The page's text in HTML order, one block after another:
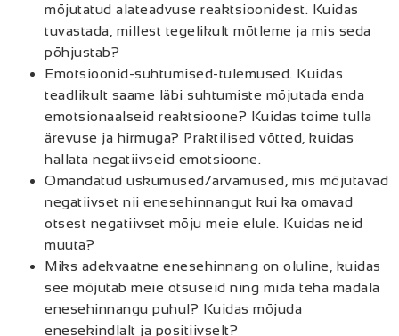
mõjutatud alateadvuse reaktsioonidest. Kuidas
tuvastada, millest tegelikult mõtleme ja mis seda
põhjustab?
Emotsioonid-suhtumised-tulemused. Kuidas
teadlikult saame läbi suhtumiste mõjutada enda
emotsionaalseid reaktsioone? Kuidas toime tulla
ärevuse ja hirmuga? Praktilised võtted, kuidas
hallata negatiivseid emotsioone.
Omandatud uskumused/arvamused, mis mõjutavad
negatiivset nii enesehinnangut kui ka omavad
otsest negatiivset mõju meie elule. Kuidas neid
muuta?
Miks adekvaatne enesehinnang on oluline, kuidas
see mõjutab meie otsuseid ning mida teha madala
enesehinnangu puhul? Kuidas mõjuda
enesekindlalt ja positiivselt?